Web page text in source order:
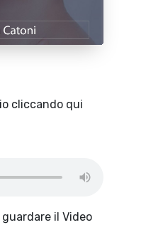
cliccando qui
il Video